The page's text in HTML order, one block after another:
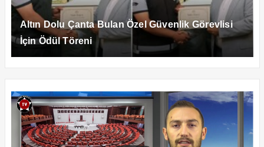
Altın Dolu Çanta Bulan Özel Güvenlik Görevlisi
İçin Ödül Töreni